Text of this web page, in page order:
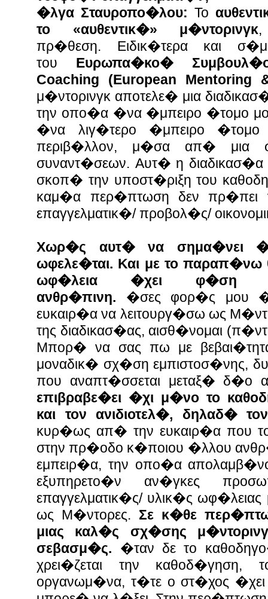
�λγα Σταυροπο�λου: Το
το «αυθεντικ�» μ�ντορινγκ
πρ�θεση. Ειδικ�τερα και
του Ευρωπα�κο�
Coaching (European Mentoring
μ�ντορινγκ αποτελε� μια
την οπο�α �να �μπειρο �τομο
�να λιγ�τερο �μπειρο
περιβ�λλον, μ�σα απ� μια
συναντ�σεων. Αυτ� η διαδικασ�α
σκοπ� την υποστ�ριξη του
καμ�α περ�πτωση δεν πρ�πει
επαγγελματικ�/ προβολ�ς/
Χωρ�ς αυτ� να σημα�νει
ωφελε�ται. Και με το
ωφ�λεια �χει φ�ση
ανθρ�πινη. �σες φορ�ς μου
ευκαιρ�α να λειτουργ�σω ως
της διαδικασ�ας, αισθ�νομαι
Μπορ� να σας πω με
μοναδικ� σχ�ση εμπιστοσ�νης,
που αναπτ�σσεται μεταξ� δ�ο
επιβραβε�ει �χι μ�νο το
και τον ανιδιοτελ�, δηλαδ�
κυρ�ως απ� την ευκαιρ�α που
στην πρ�οδο κ�ποιου �λλου
εμπειρ�α, την οπο�α
εξυπηρετο�ν αν�γκες
επαγγελματικ�ς/ υλικ�ς
ως Μ�ντορες. Σε κ�θε
μιας καλ�ς σχ�σης
σεβασμ�ς. �ταν δε το
χρει�ζεται την καθοδ�γηση,
οργανωμ�να, τ�τε ο στ�χος �χει